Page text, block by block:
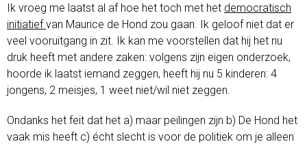
Ik vroeg me laatst al af hoe het toch met het democratisch
initiatiefvan Maurice de Hond zou gaan. Ik geloof niet dat er
veel vooruitgang in zit. Ik kan me voorstellen dat hij het nu
druk heeft met andere zaken: volgens zijn eigen onderzoek,
hoorde ik laatst iemand zeggen, heeft hij nu 5 kinderen: 4
jongens, 2 meisjes, 1 weet niet/wil niet zeggen.
Ondanks het feit dat het a) maar peilingen zijn b) De Hond het
vaak mis heeft c) écht slecht is voor de politiek om je alleen